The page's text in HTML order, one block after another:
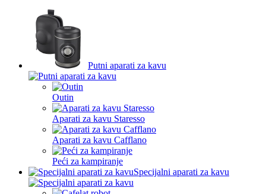
Putni aparati za kavu
Outin
Aparati za kavu Staresso
Aparati za kavu Cafflano
Peći za kampiranje
Specijalni aparati za kavu